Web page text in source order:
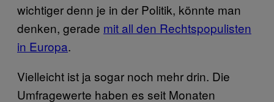
wichtiger denn je in der Politik, könnte man
denken, gerade mit all den Rechtspopulisten
in Europa.
Vielleicht ist ja sogar noch mehr drin. Die
Umfragewerte haben es seit Monaten